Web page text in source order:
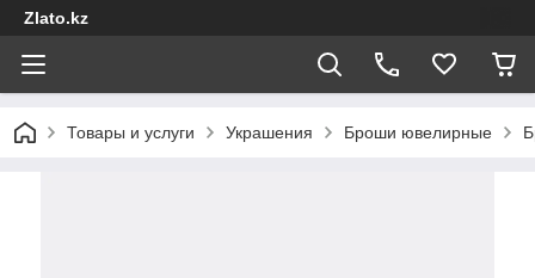
Zlato.kz
Товары и услуги Украшения Броши ювелирные